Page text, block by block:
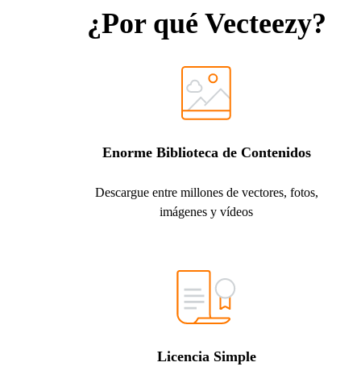
¿Por qué Vecteezy?
Enorme Biblioteca de Contenidos
Descargue entre millones de vectores, fotos,
imágenes y vídeos
Licencia Simple